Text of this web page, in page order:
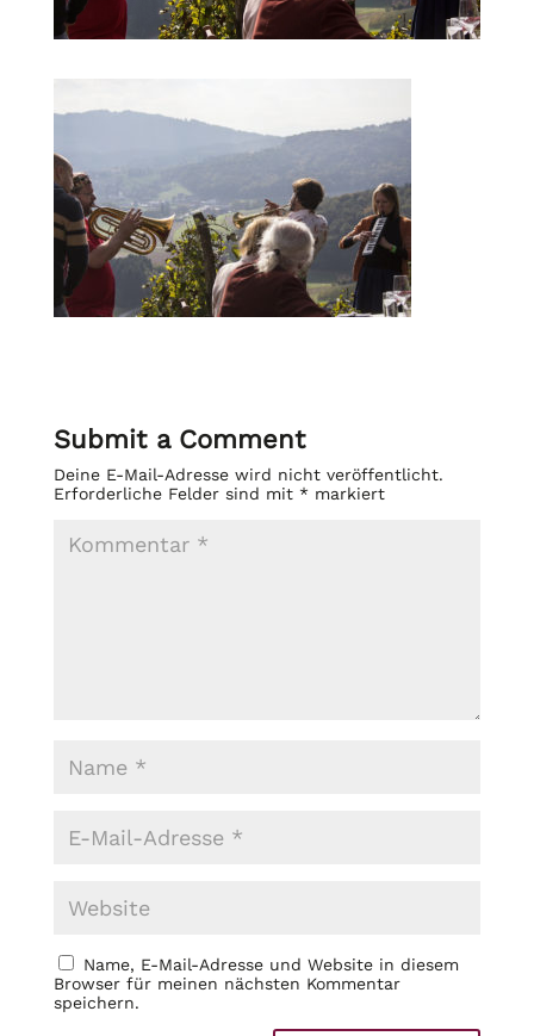
Submit a Comment
Deine E-Mail-Adresse wird nicht veröffentlicht.
Erforderliche Felder sind mit *markiert
Name, E-Mail-Adresse und Website in diesem
Browser für meinen nächsten Kommentar
speichern.